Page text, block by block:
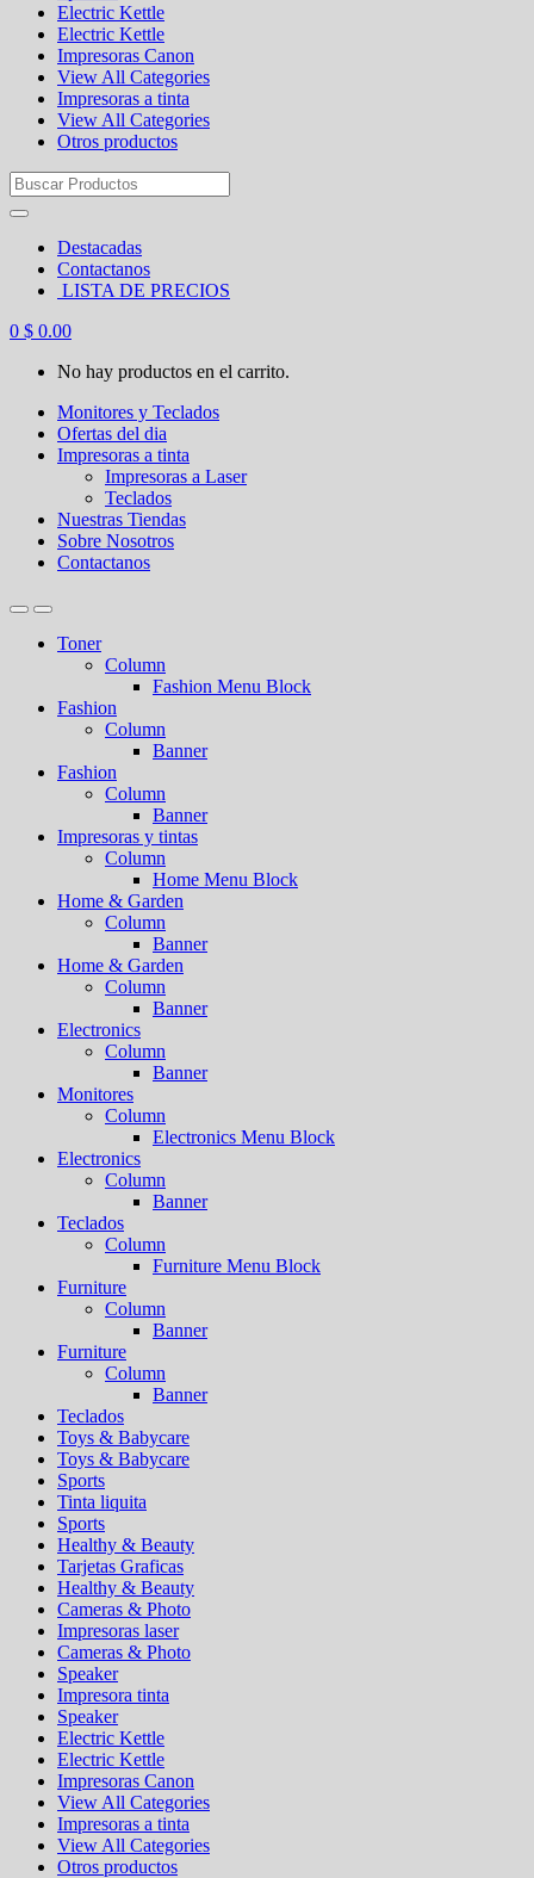
Electric Kettle
Electric Kettle
Impresoras Canon
View All Categories
Impresoras a tinta
View All Categories
Otros productos
Search
for:
Destacadas
Contactanos
LISTA DE PRECIOS
0 $ 0.00
No hay productos en el carrito.
Monitores y Teclados
Ofertas del dia
Impresoras a tinta
Impresoras a Laser
Teclados
Nuestras Tiendas
Sobre Nosotros
Contactanos
Toner
Column
Fashion Menu Block
Fashion
Column
Banner
Fashion
Column
Banner
Impresoras y tintas
Column
Home Menu Block
Home & Garden
Column
Banner
Home & Garden
Column
Banner
Electronics
Column
Banner
Monitores
Column
Electronics Menu Block
Electronics
Column
Banner
Teclados
Column
Furniture Menu Block
Furniture
Column
Banner
Furniture
Column
Banner
Teclados
Toys & Babycare
Toys & Babycare
Sports
Tinta liquita
Sports
Healthy & Beauty
Tarjetas Graficas
Healthy & Beauty
Cameras & Photo
Impresoras laser
Cameras & Photo
Speaker
Impresora tinta
Speaker
Electric Kettle
Electric Kettle
Impresoras Canon
View All Categories
Impresoras a tinta
View All Categories
Otros productos